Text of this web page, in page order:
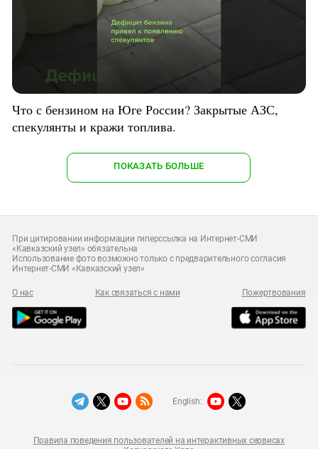
Что с бензином на Юге России? Закрытые АЗС,
спекулянты и кражи топлива.
ПОКАЗАТЬ БОЛЬШЕ
При цитировании информации гиперссылка на Интернет-СМИ
«Кавказский узел» обязательна
Использование фото возможно только с предварительного согласия
Интернет-СМИ «Кавказский узел»
О нас Как связаться с нами Пожертвования
Правила поведения пользователей на интерактивных сервисах
English: